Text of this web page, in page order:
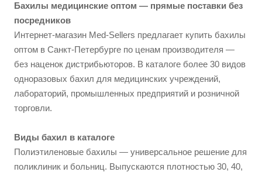
Бахилы медицинские оптом — прямые поставки без
посредников
Интернет-магазин Med-Sellers предлагает купить бахилы
оптом в Санкт-Петербурге по ценам производителя —
без наценок дистрибьюторов. В каталоге более 30 видов
одноразовых бахил для медицинских учреждений,
лабораторий, промышленных предприятий и розничной
торговли.
Виды бахил в каталоге
Полиэтиленовые бахилы — универсальное решение для
поликлиник и больниц. Выпускаются плотностью 30, 40,